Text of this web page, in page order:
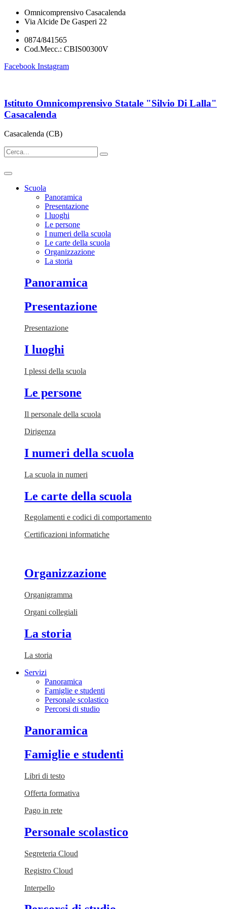
Omnicomprensivo Casacalenda
Via Alcide De Gasperi 22
0874/841565
Cod.Mecc.: CBIS00300V
Facebook Instagram
Istituto Omnicomprensivo Statale "Silvio Di Lalla"
Casacalenda
Casacalenda (CB)
Scuola
Panoramica
Presentazione
I luoghi
Le persone
I numeri della scuola
Le carte della scuola
Organizzazione
La storia
Panoramica
Presentazione
Presentazione
I luoghi
I plessi della scuola
Le persone
Il personale della scuola
Dirigenza
I numeri della scuola
La scuola in numeri
Le carte della scuola
Regolamenti e codici di comportamento
Certificazioni informatiche
Organizzazione
Organigramma
Organi collegiali
La storia
La storia
Servizi
Panoramica
Famiglie e studenti
Personale scolastico
Percorsi di studio
Panoramica
Famiglie e studenti
Libri di testo
Offerta formativa
Pago in rete
Personale scolastico
Segreteria Cloud
Registro Cloud
Interpello